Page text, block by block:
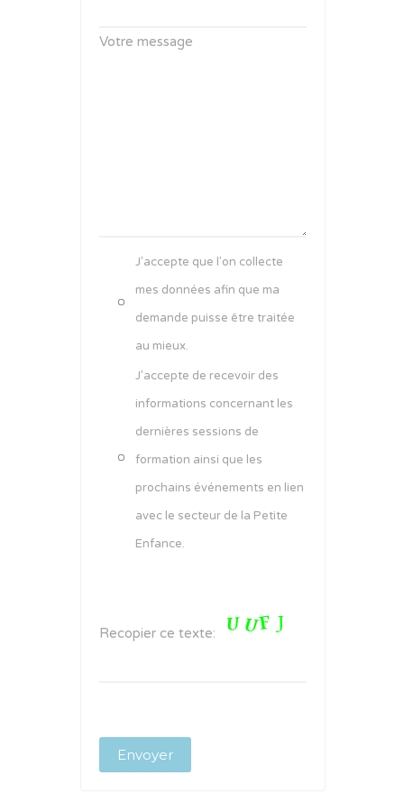
Votre message
J'accepte que l'on collecte
mes données afin que ma
demande puisse être traitée
au mieux.
J'accepte de recevoir des
informations concernant les
dernières sessions de
formation ainsi que les
prochains événements en lien
avec le secteur de la Petite
Enfance.
Recopier ce texte: